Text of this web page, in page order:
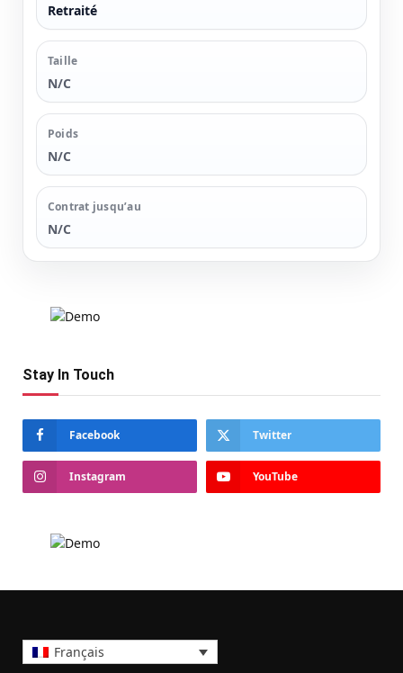
Retraité
Taille
N/C
Poids
N/C
Contrat jusqu’au
N/C
Stay In Touch
Facebook Twitter
Instagram YouTube
Français